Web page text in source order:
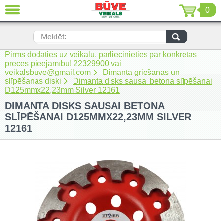
0
Meklēt:
Pirms dodaties uz veikalu, pārliecinieties par konkrētās
preces pieejamību! 22329900 vai
veikalsbuve@gmail.com
Dimanta griešanas un
slīpēšanas diski
Dimanta disks sausai betona slīpēšanai
D125mmx22,23mm Silver 12161
DIMANTA DISKS SAUSAI BETONA
SLĪPĒŠANAI D125MMX22,23MM SILVER
12161
AIZVĒRT
Jaunumi (230)
Akumulatora instrumenti (205)
Akumulatoru lādētāji un piederumi
(116)
Auto ķīmija un piederumi kopšanai
(22)
Celtniecības tehnika (51)
Elektroinstrumenti (69)
Rokas elektroinstrumenti (2)